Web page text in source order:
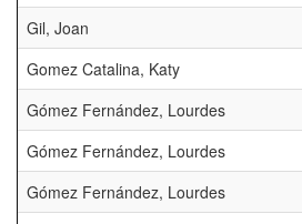
Gil, Joan
Gomez Catalina, Katy
Gómez Fernández, Lourdes
Gómez Fernández, Lourdes
Gómez Fernández, Lourdes